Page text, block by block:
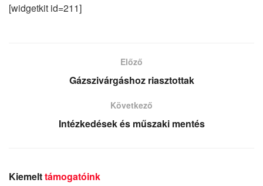
[widgetkit id=211]
Előző
Gázszivárgáshoz riasztottak
Következő
Intézkedések és műszaki mentés
Kiemelttámogatóink